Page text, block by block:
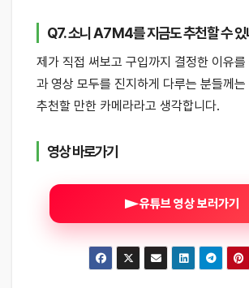
Q7. 소니 A7M4를 지금도 추천할 수
제가 직접 써보고 구입까지 결정한 이유를
과 영상 모두를 진지하게 다루는 분들께는
추천할 만한 카메라라고 생각합니다.
영상 바로가기
유튜브 영상 보러가기